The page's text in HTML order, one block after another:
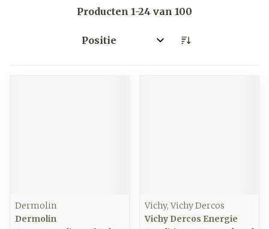
Producten 1-24 van 100
Sorteer op:
Dermolin
Dermolin
Vichy, Vichy Dercos
Vichy Dercos Energie